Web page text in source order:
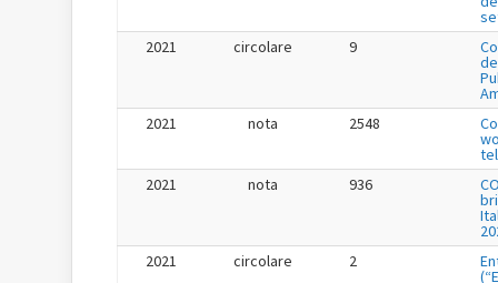
2021
circolare 9
2021
nota 2548
2021
nota 936
2021
circolare 2